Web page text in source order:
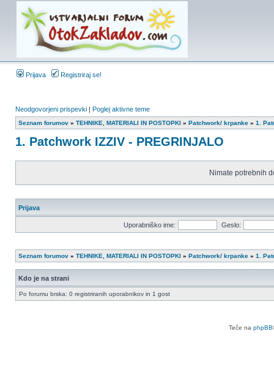
Prijava Registriraj se!
Neodgovorjeni prispevki | Poglej aktivne teme
Seznam forumov » TEHNIKE, MATERIALI IN POSTOPKI » Patchwork/ krpanke » 1.
1. Patchwork IZZIV - PREGRINJALO
Nimate potrebnih
Prijava
Uporabniško ime: Geslo:
Seznam forumov » TEHNIKE, MATERIALI IN POSTOPKI » Patchwork/ krpanke » 1.
Kdo je na strani
Po forumu brska: 0 registriranih uporabnikov in 1 gost
Teče na phpBB